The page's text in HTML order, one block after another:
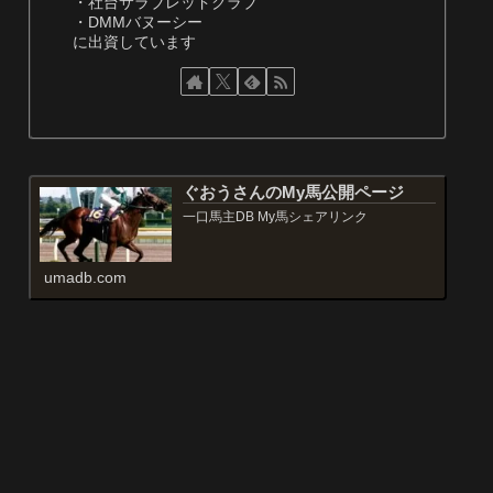
・DMMバヌーシー
に出資しています
ぐおうさんのMy馬公開ページ
一口馬主DB My馬シェアリンク
umadb.com